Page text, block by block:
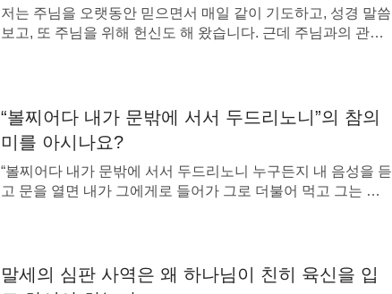
저는 주님을 오랫동안 믿으면서 매일 같이 기도하고, 성경 말씀
보고, 또 주님을 위해 헌신도 해 왔습니다. 근데 주님과의 관계
년 동안은 주님의 말씀에 대해서 별로 깨닫지도 못하고 영적인
생명도 크게 […]
“볼찌어다 내가 문밖에 서서 두드리노니”의 참의
미를 아시나요?
“볼찌어다 내가 문밖에 서서 두드리노니 누구든지 내 음성을 듣
고 문을 열면 내가 그에게로 들어가 그로 더불어 먹고 그는 나
수 있을까요? 함께 알아보겠습니다. 돌아오신 주님은 어떻게
문을 두드리시는가 돌아오신 […]
말세의 심판 사역은 왜 하나님이 친히 육신을 입